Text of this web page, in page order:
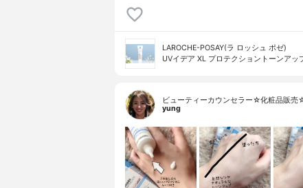
LAROCHE-POSAY(ラ ロッシュ ポゼ)
UVイデア XL プロテクショントーンアッ
ビューティーカウンセラー☆化粧品販
yung